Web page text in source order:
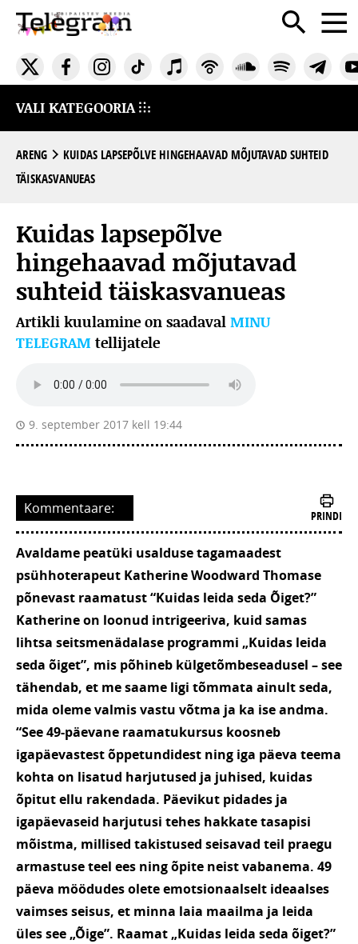
VALI KATEGOORIA
ARENG
KUIDAS LAPSEPÕLVE HINGEHAAVAD MÕJUTAVAD SUHTEID
TÄISKASVANUEAS
Kuidas lapsepõlve
hingehaavad mõjutavad
suhteid täiskasvanueas
Artikli kuulamine on saadaval MINU
TELEGRAM tellijatele
9. september 2017 kell 19:44
Kommentaare: PRINDI
Avaldame peatüki usalduse tagamaadest
psühhoterapeut Katherine Woodward Thomase
põnevast raamatust “Kuidas leida seda Õiget?”
Katherine on loonud intrigeeriva, kuid samas
lihtsa seitsmenädalase programmi „Kuidas leida
seda õiget”, mis põhineb külgetõmbeseadusel – see
tähendab, et me saame ligi tõmmata ainult seda,
mida oleme valmis vastu võtma ja ka ise andma.
“See 49-päevane raamatukursus koosneb
igapäevastest õppetundidest ning iga päeva teema
kohta on lisatud harjutused ja juhised, kuidas
õpitut ellu rakendada. Päevikut pidades ja
igapäevaseid harjutusi tehes hakkate tasapisi
mõistma, millised takistused seisavad teil praegu
armastuse teel ees ning õpite neist vabanema. 49
päeva möödudes olete emotsionaalselt ideaalses
vaimses seisus, et minna laia maailma ja leida
üles see „Õige”. Raamat „Kuidas leida seda õiget?”